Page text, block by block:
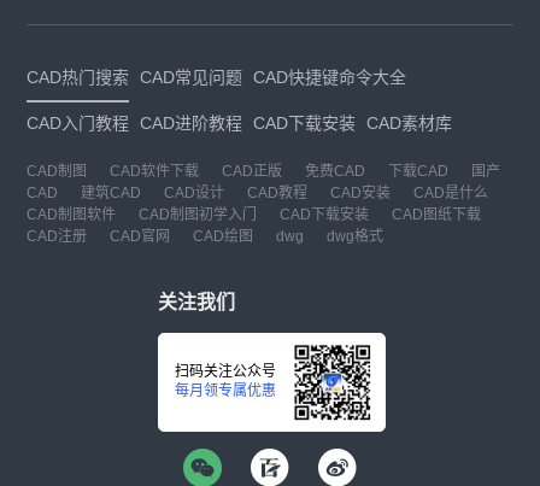
CAD热门搜索 CAD常见问题 CAD快捷键命令大全
CAD入门教程 CAD进阶教程 CAD下载安装 CAD素材库
CAD制图 CAD软件下载 CAD正版 免费CAD 下载CAD
国产
CAD
建筑CAD CAD设计 CAD教程 CAD安装
CAD是什么
CAD制图软件
CAD制图初学入门 CAD下载安装
CAD图纸下载
CAD注册
CAD官网 CAD绘图 dwg dwg格式
关注我们
扫码关注公众号
每月领专属优惠